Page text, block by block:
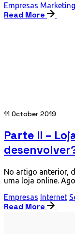
Empresas Marketing
Read More
11 October 2019
Parte II –
No artigo anterior,
uma loja online.
Empresas Internet
Read More